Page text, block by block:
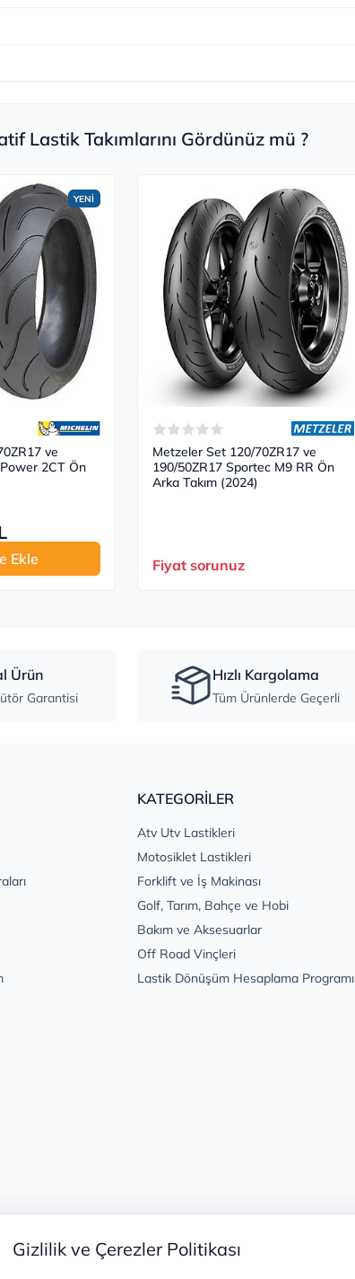
Gizlilik ve Çerezler Politikası
Lastik Takımlarını Gördünüz mü ?
YENİ
ve
2CT Ön
Ekle
Metzeler Set 120/70ZR17 ve
190/50ZR17 Sportec M9 RR Ön
Arka Takım (2024)
Fiyat sorunuz
Ürün
Garantisi
Hızlı Kargolama
Tüm Ürünlerde Geçerli
KATEGORİLER
Atv Utv Lastikleri
Motosiklet Lastikleri
Forklift ve İş Makinası
Golf, Tarım, Bahçe ve Hobi
Bakım ve Aksesuarlar
Off Road Vinçleri
Lastik Dönüşüm Hesaplama Programı